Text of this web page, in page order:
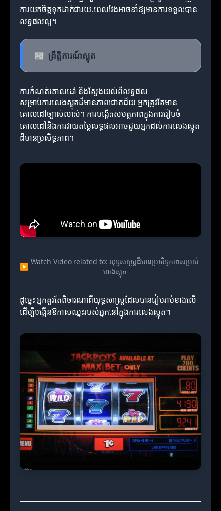
ការយកចិត្តទុកដាក់ជារយៈពេលវែងអាចនាំឱ្យមានការទទួលបាន
លទ្ធផលល្អ។
📰 ព្រឹត្តិការណ៍ស្លុត
ការកំណត់គោលដៅ និងស្វែងយល់ពីលទ្ធផល
សម្រាប់ការលេងស្លុតដ៏មានភាពជោគជ័យ អ្នកត្រូវតែមាន
គោលដៅច្បាស់លាស់។ ការបង្កើតសមត្ថភាពក្នុងការរៀបចំ
គោលដៅនិងការវាយតម្លៃលទ្ធផលអាចជួយអ្នកដល់ការលេងស្លុត
ដ៏មានប្រសិទ្ធភាព។
▶
Watch Video related to: យុទ្ធសាស្ត្រដ៏មានប្រសិទ្ធភាពសម្រាប់
លេងស្លុត
ដូច្នេះ អ្នកគួរតែពិចារណាពីយុទ្ធសាស្ត្រដែលបានរៀបរាប់ខាងលើ
ដើម្បីបង្កើនឱកាសឈ្នះរបស់អ្នកនៅក្នុងការលេងស្លុត។